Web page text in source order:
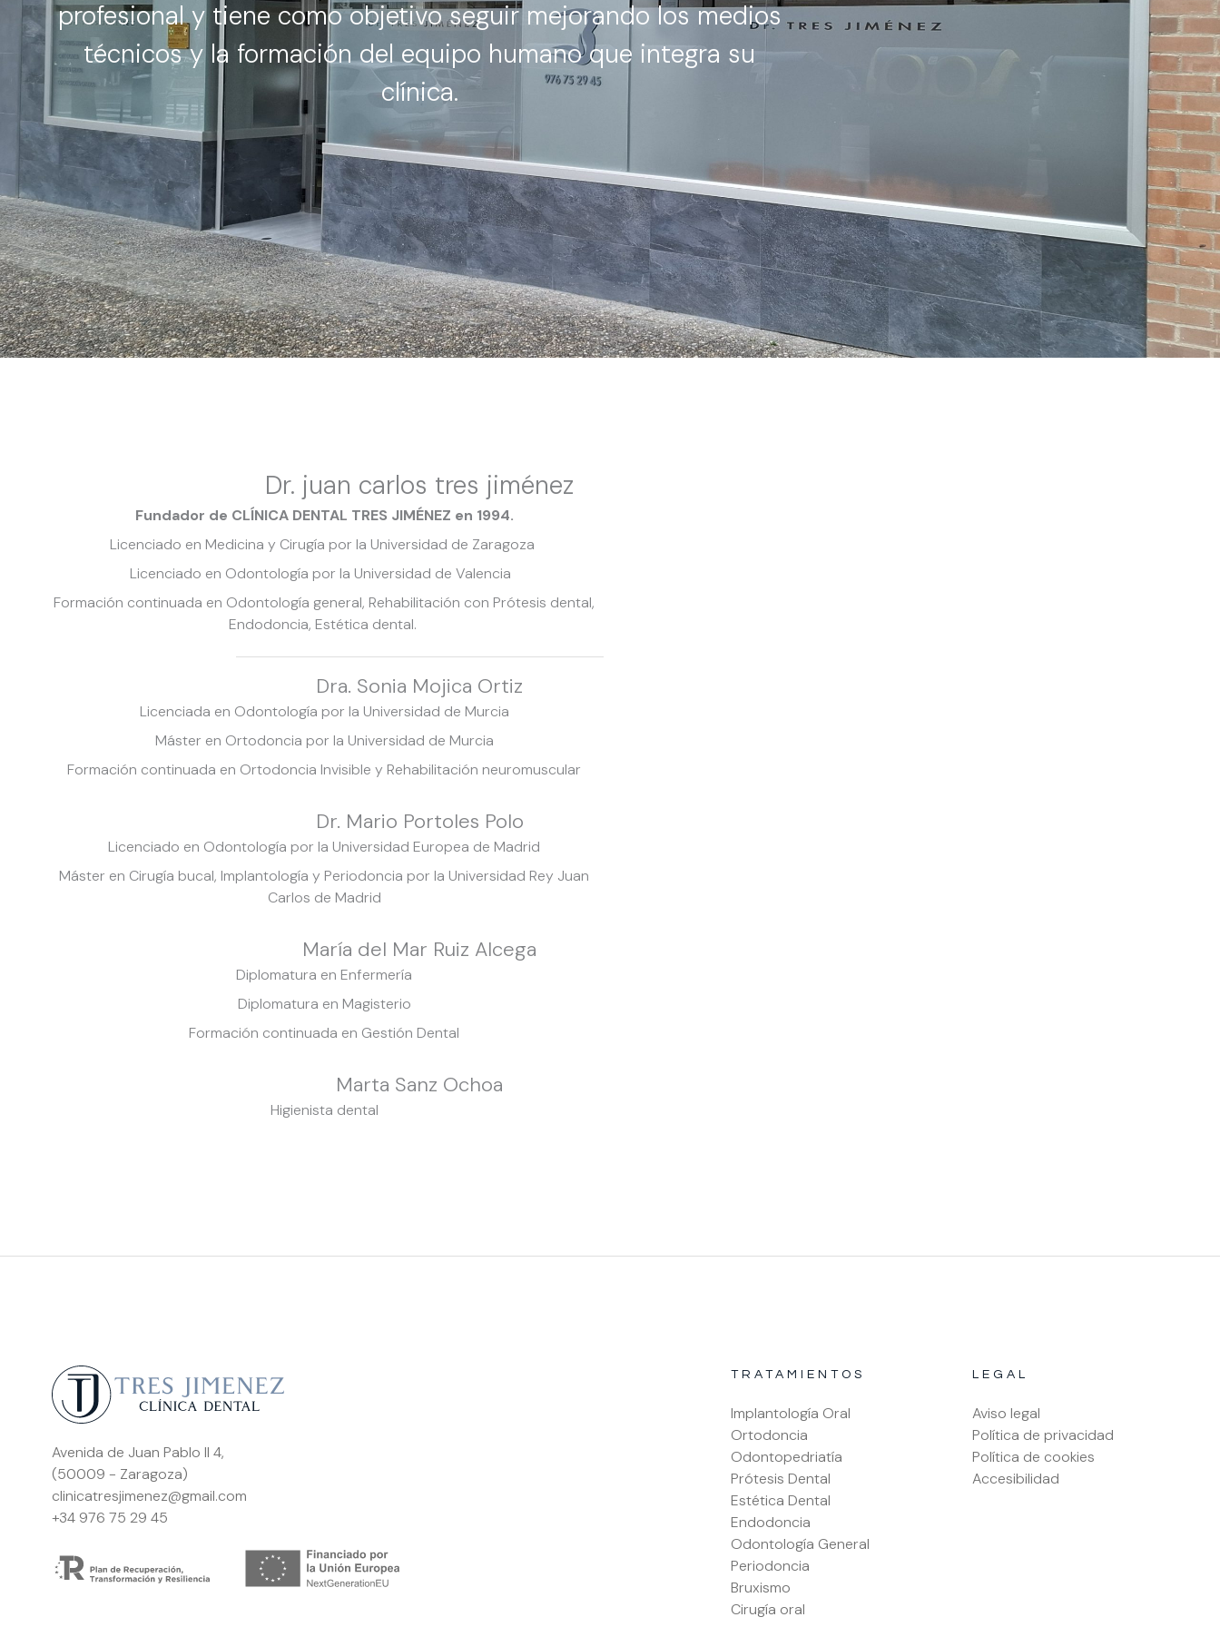
profesional y tiene como objetivo seguir mejorando los medios
técnicos y la formación del equipo humano que integra su
clínica.
Dr. juan carlos tres jiménez
Fundador de CLÍNICA DENTAL TRES JIMÉNEZ en 1994.
Licenciado en Medicina y Cirugía por la Universidad de Zaragoza
Licenciado en Odontología por la Universidad de Valencia
Formación continuada en Odontología general, Rehabilitación con Prótesis dental,
Endodoncia, Estética dental.
Dra. Sonia Mojica Ortiz
Licenciada en Odontología por la Universidad de Murcia
Máster en Ortodoncia por la Universidad de Murcia
Formación continuada en Ortodoncia Invisible y Rehabilitación neuromuscular
Dr. Mario Portoles Polo
Licenciado en Odontología por la Universidad Europea de Madrid
Máster en Cirugía bucal, Implantología y Periodoncia por la Universidad Rey Juan
Carlos de Madrid
María del Mar Ruiz Alcega
Diplomatura en Enfermería
Diplomatura en Magisterio
Formación continuada en Gestión Dental
Marta Sanz Ochoa
Higienista dental
Avenida de Juan Pablo II 4,
(50009 - Zaragoza)
clinicatresjimenez@gmail.com
+34 976 75 29 45
TRATAMIENTOS
Implantología Oral
Ortodoncia
Odontopedriatía
Prótesis Dental
Estética Dental
Endodoncia
Odontología General
Periodoncia
Bruxismo
Cirugía oral
LEGAL
Aviso legal
Política de privacidad
Política de cookies
Accesibilidad